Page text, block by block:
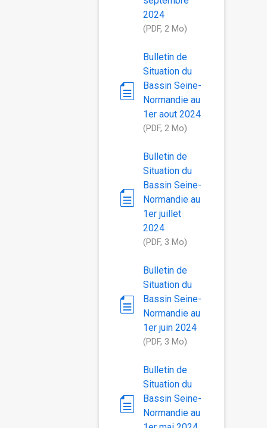
2024
(PDF, 2 Mo)
Bulletin de
Situation du
Bassin Seine-
Normandie au
1er aout 2024
(PDF, 2 Mo)
Bulletin de
Situation du
Bassin Seine-
Normandie au
1er juillet
2024
(PDF, 3 Mo)
Bulletin de
Situation du
Bassin Seine-
Normandie au
1er juin 2024
(PDF, 3 Mo)
Bulletin de
Situation du
Bassin Seine-
Normandie au